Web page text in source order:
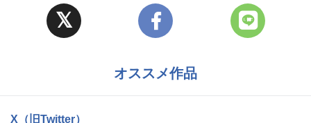
オススメ作品
X（旧Twitter）